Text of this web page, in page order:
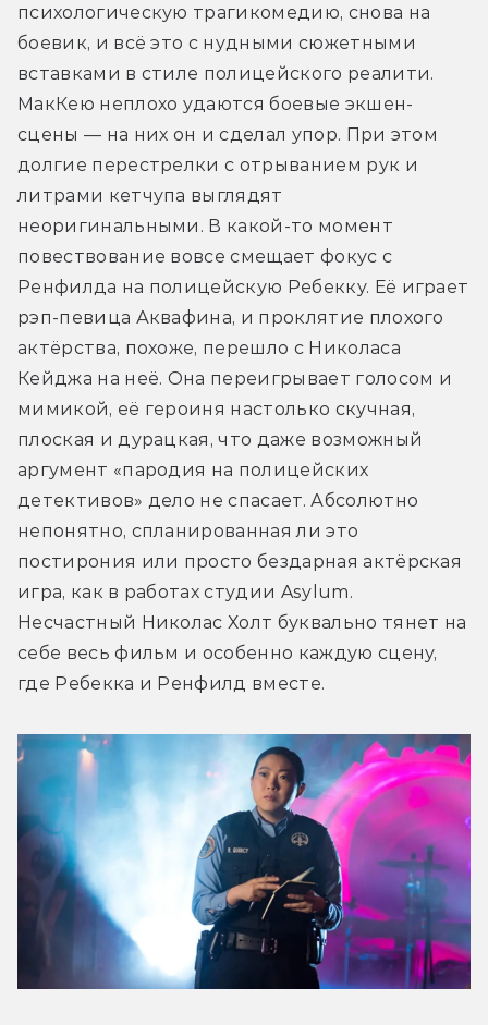
психологическую трагикомедию, снова на
боевик, и всё это с нудными сюжетными
вставками в стиле полицейского реалити.
МакКею неплохо удаются боевые экшен-
сцены — на них он и сделал упор. При этом
долгие перестрелки с отрыванием рук и
литрами кетчупа выглядят
неоригинальными. В какой-то момент
повествование вовсе смещает фокус с
Ренфилда на полицейскую Ребекку. Её играет
рэп-певица Аквафина, и проклятие плохого
актёрства, похоже, перешло с Николаса
Кейджа на неё. Она переигрывает голосом и
мимикой, её героиня настолько скучная,
плоская и дурацкая, что даже возможный
аргумент «пародия на полицейских
детективов» дело не спасает. Абсолютно
непонятно, спланированная ли это
постирония или просто бездарная актёрская
игра, как в работах студии Asylum.
Несчастный Николас Холт буквально тянет на
себе весь фильм и особенно каждую сцену,
где Ребекка и Ренфилд вместе.